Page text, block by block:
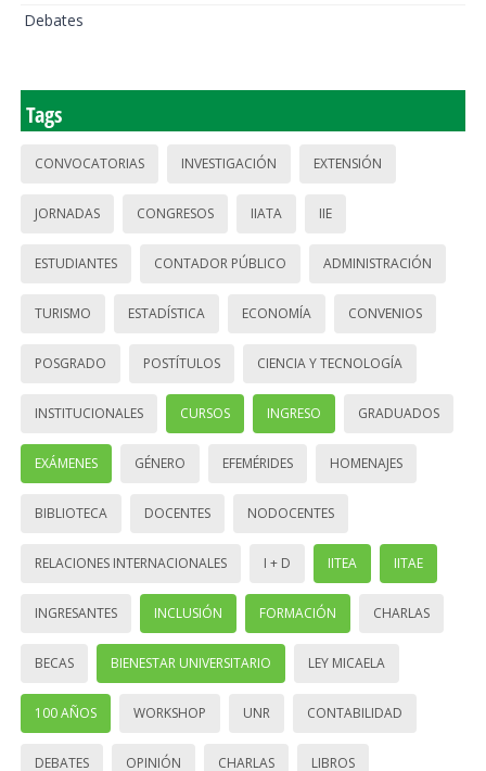
Debates
Tags
CONVOCATORIAS INVESTIGACIÓN EXTENSIÓN
JORNADAS CONGRESOS IIATA IIE
ESTUDIANTES CONTADOR PÚBLICO ADMINISTRACIÓN
TURISMO ESTADÍSTICA ECONOMÍA CONVENIOS
POSGRADO POSTÍTULOS CIENCIA Y TECNOLOGÍA
INSTITUCIONALES CURSOS INGRESO GRADUADOS
EXÁMENES GÉNERO EFEMÉRIDES HOMENAJES
BIBLIOTECA DOCENTES NODOCENTES
RELACIONES INTERNACIONALES I + D IITEA IITAE
INGRESANTES INCLUSIÓN FORMACIÓN CHARLAS
BECAS BIENESTAR UNIVERSITARIO LEY MICAELA
100 AÑOS WORKSHOP UNR CONTABILIDAD
DEBATES OPINIÓN CHARLAS LIBROS